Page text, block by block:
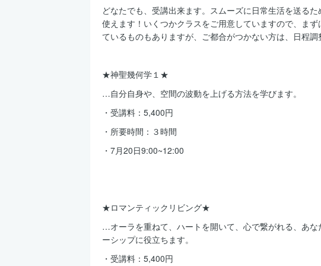
どなたでも、受講出来ます。スムーズに日常生活を送る
使えます！いくつかクラスをご用意していますので、ま
ているものもありますが、ご都合がつかない方は、日程
★神聖幾何学１★
…自分自身や、空間の波動を上げる方法を学びます。
・受講料：5,400円
・所要時間：３時間
・7月20日9:00~12:00
★ロマンティックリビング★
…オーラを重ねて、ハートを開いて、心で繋がれる、あ
ーシップに役立ちます。
・受講料：5,400円